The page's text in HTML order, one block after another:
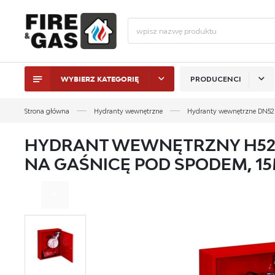
WYBIERZ KATEGORIĘ PRODUCENCI
Strona główna Hydranty wewnętrzne Hydranty wewnętrzne DN52
HYDRANT WEWNĘTRZNY
NA GAŚNICĘ POD SPODEM,